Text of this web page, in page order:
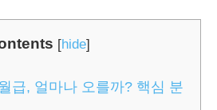
[hide]
급, 얼마나 오를까? 핵심 분